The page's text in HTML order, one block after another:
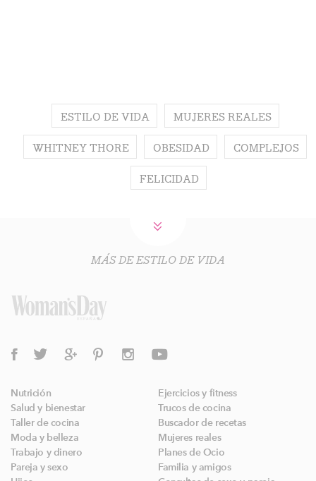
ESTILO DE VIDA MUJERES REALES
WHITNEY THORE OBESIDAD COMPLEJOS
FELICIDAD
MÁS DE ESTILO DE VIDA
Nutrición
Ejercicios y fitness
Salud y bienestar
Trucos de cocina
Taller de cocina
Buscador de recetas
Moda y belleza
Mujeres reales
Trabajo y dinero
Planes de Ocio
Pareja y sexo
Familia y amigos